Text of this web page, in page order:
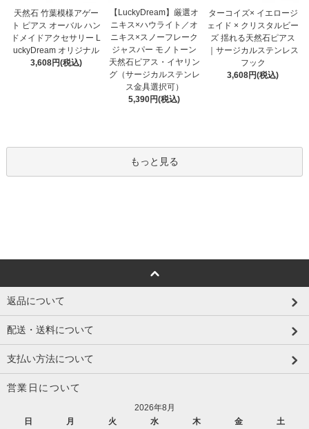
天然石 竹葉模様アゲー
ト ピアス オーバル ハン
ドメイドアクセサリー L
uckyDream オリジナル
3,608円(税込)
【LuckyDream】厳選オ
ニキス×ハウライト／オ
ニキス×スノーフレーク
ジャスパー モノトーン
天然石ピアス・イヤリン
グ（サージカルステンレ
ス金具選択可）
5,390円(税込)
ターコイズ× イエロージ
ェイド × クリスタルビー
ズ 揺れる天然石ピアス
｜サージカルステンレス
フック
3,608円(税込)
もっと見る
返品について
配送・送料について
支払い方法について
営業日について
2026年8月
日
月 火 水 木 金
土